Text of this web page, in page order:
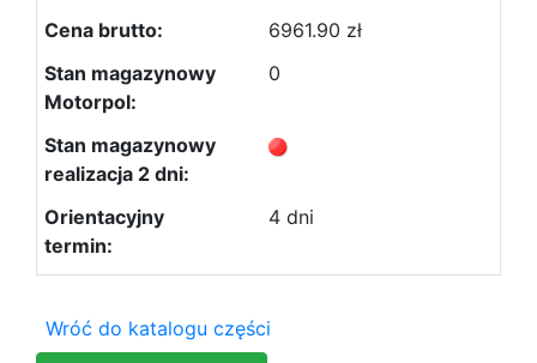
6961.90 zł
0
4 dni
Wróć do katalogu części